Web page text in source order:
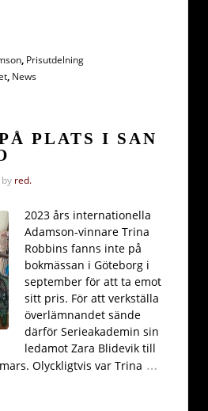
, Prisutdelning
, News
PLATS I SAN
by red.
2023 års internationella
Adamson-vinnare Trina
Robbins fanns inte på
bokmässan i Göteborg i
september för att ta emot
sitt pris. För att verkställa
överlämnandet sände
därför Serieakademin sin
ledamot Zara Blidevik till
Olyckligtvis var Trina …